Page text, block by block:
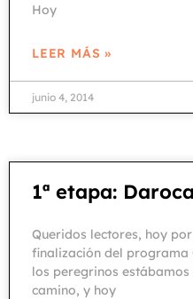
Hoy
LEER MÁS »
junio 4, 2014
1ª etapa:
Queridos lectores, hoy
finalización del programa
los peregrinos
camino, y hoy